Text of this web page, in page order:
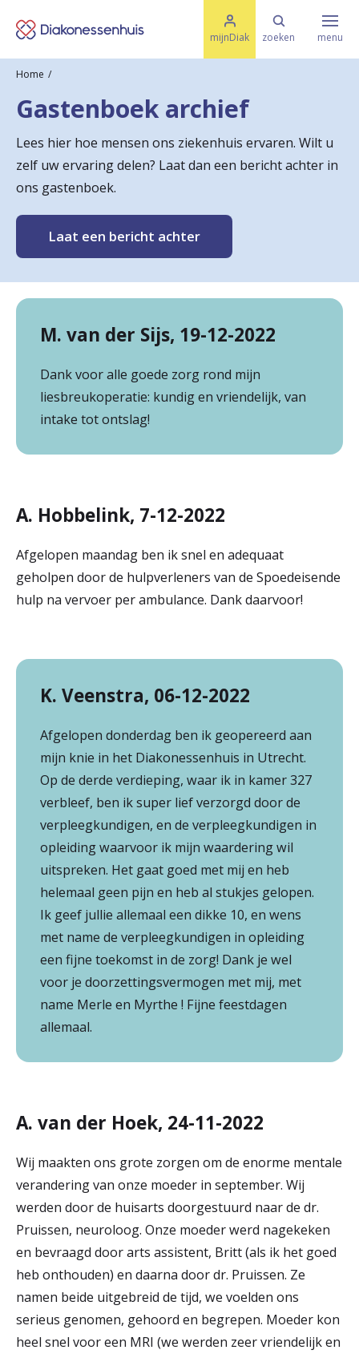
e
mijnDiak zoeken
M
e
t
e
menu
Ziektes & Aandoeningen
Uw bezoek
Translate
Werken & Leren bij
Zorgverleners
Home
Gastenboek archief
Lees hier hoe mensen ons ziekenhuis ervaren. Wilt u
zelf uw ervaring delen? Laat dan een bericht achter in
ons gastenboek.
Laat een bericht achter
M. van der Sijs, 19-12-2022
Dank voor alle goede zorg rond mijn
liesbreukoperatie: kundig en vriendelijk, van
intake tot ontslag!
A. Hobbelink, 7-12-2022
Afgelopen maandag ben ik snel en adequaat
geholpen door de hulpverleners van de Spoedeisende
hulp na vervoer per ambulance. Dank daarvoor!
K. Veenstra, 06-12-2022
Afgelopen donderdag ben ik geopereerd aan
mijn knie in het Diakonessenhuis in Utrecht.
Op de derde verdieping, waar ik in kamer 327
verbleef, ben ik super lief verzorgd door de
verpleegkundigen, en de verpleegkundigen in
opleiding waarvoor ik mijn waardering wil
uitspreken. Het gaat goed met mij en heb
helemaal geen pijn en heb al stukjes gelopen.
Ik geef jullie allemaal een dikke 10, en wens
met name de verpleegkundigen in opleiding
een fijne toekomst in de zorg! Dank je wel
voor je doorzettingsvermogen met mij, met
name Merle en Myrthe ! Fijne feestdagen
allemaal.
A. van der Hoek, 24-11-2022
Wij maakten ons grote zorgen om de enorme mentale
verandering van onze moeder in september. Wij
werden door de huisarts doorgestuurd naar de dr.
Pruissen, neuroloog. Onze moeder werd nagekeken
en bevraagd door arts assistent, Britt (als ik het goed
heb onthouden) en daarna door dr. Pruissen. Ze
namen beide uitgebreid de tijd, we voelden ons
serieus genomen, gehoord en begrepen. Moeder kon
heel snel voor een MRI (we werden zeer vriendelijk en